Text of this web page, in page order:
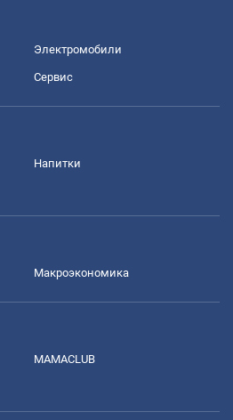
Электромобили
Сервис
Напитки
Mакроэкономика
MAMACLUB